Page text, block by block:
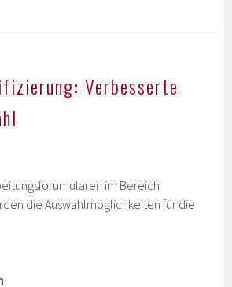
Verbesserte
im Bereich
die Auswahlmöglichkeiten für die